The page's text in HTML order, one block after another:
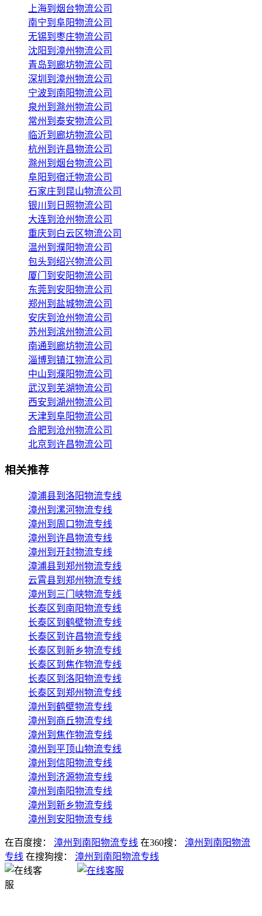
上海到烟台物流公司
南宁到阜阳物流公司
无锡到枣庄物流公司
沈阳到漳州物流公司
青岛到廊坊物流公司
深圳到漳州物流公司
宁波到南阳物流公司
泉州到滁州物流公司
常州到泰安物流公司
临沂到廊坊物流公司
杭州到许昌物流公司
滁州到烟台物流公司
阜阳到宿迁物流公司
石家庄到昆山物流公司
银川到日照物流公司
大连到沧州物流公司
重庆到白云区物流公司
温州到濮阳物流公司
包头到绍兴物流公司
厦门到安阳物流公司
东莞到安阳物流公司
郑州到盐城物流公司
安庆到沧州物流公司
苏州到滨州物流公司
南通到廊坊物流公司
淄博到镇江物流公司
中山到濮阳物流公司
武汉到芜湖物流公司
西安到湖州物流公司
天津到阜阳物流公司
合肥到沧州物流公司
北京到许昌物流公司
相关推荐
漳浦县到洛阳物流专线
漳州到漯河物流专线
漳州到周口物流专线
漳州到许昌物流专线
漳州到开封物流专线
漳浦县到郑州物流专线
云霄县到郑州物流专线
漳州到三门峡物流专线
长泰区到南阳物流专线
长泰区到鹤壁物流专线
长泰区到许昌物流专线
长泰区到新乡物流专线
长泰区到焦作物流专线
长泰区到洛阳物流专线
长泰区到郑州物流专线
漳州到鹤壁物流专线
漳州到商丘物流专线
漳州到焦作物流专线
漳州到平顶山物流专线
漳州到信阳物流专线
漳州到济源物流专线
漳州到南阳物流专线
漳州到新乡物流专线
漳州到安阳物流专线
在百度搜： 漳州到南阳物流专线 在360搜：
漳州到南阳物流
专线 在搜狗搜： 漳州到南阳物流专线